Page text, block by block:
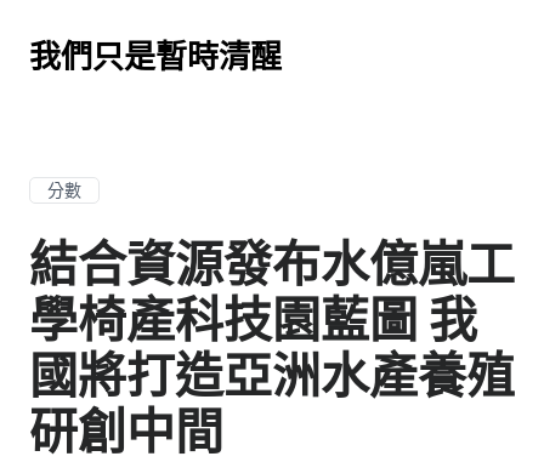
我們只是暫時清醒
分數
結合資源發布水億嵐工
學椅產科技園藍圖 我
國將打造亞洲水產養殖
研創中間